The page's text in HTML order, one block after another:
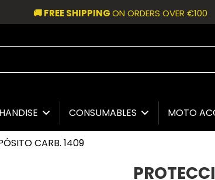
🚚 FREE SHIPPINGON ORDERS OVER €100
CONSUMABLES MOTO
CARB. 1409